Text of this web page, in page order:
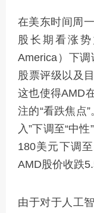
在美东时间周
股长期看涨
America）下
股票评级以及
这也使得AMD
注的“看跌焦点
入”下调至“中
180美元下调
AMD股价收跌
由于对于人工